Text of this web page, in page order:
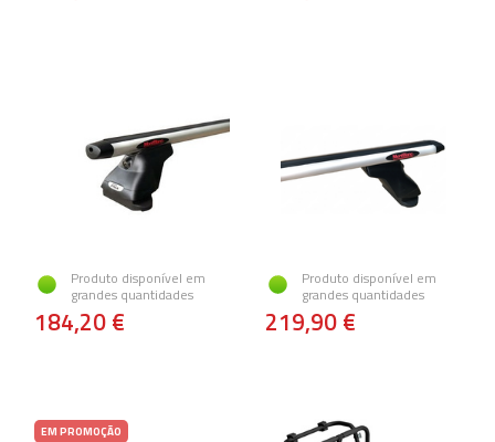
Produto disponível em
grandes quantidades
184,20 €
Produto disponível em
grandes quantidades
219,90 €
EM PROMOÇÃO